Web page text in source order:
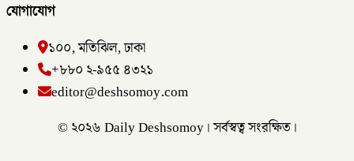
যোগাযোগ
১০০, মতিঝিল, ঢাকা
+৮৮০ ২-৯৫৫ ৪৩২১
editor@deshsomoy.com
© ২০২৬ Daily Deshsomoy। সর্বস্বত্ব সংরক্ষিত।